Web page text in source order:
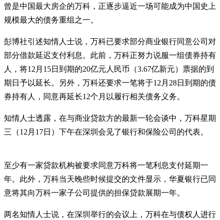
曾是中国最大房企的万科，正逐步逼近一场可能成为中国史上
规模最大的债务重组之一。
彭博社引述知情人士说，万科已要求部分商业银行同意公司对
部分借款延迟支付利息。此前，万科正努力说服一组债券持有
人，将12月15日到期的20亿元人民币（3.67亿新元）票据的到
期日予以延长。另外，万科还要求一笔将于12月28日到期的债
券持有人，同意再延长12个月以履行相关债务义务。
知情人士透露，在与商业贷款方的最新一轮会谈中，万科星期
三（12月17日）下午在深圳会见了银行和保险公司的代表。
至少有一家贷款机构被要求同意万科将一笔利息支付延期一
年。此外，万科当天晚些时候提交的文件显示，华夏银行已同
意将其向万科一家子公司提供的担保贷款展期一年。
两名知情人士说，在深圳举行的会议上，万科在与债权人进行